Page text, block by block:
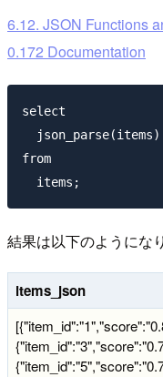
6.12. JSON Functions
0.172 Documentation
select
from
結果は以下のようにな
items_json